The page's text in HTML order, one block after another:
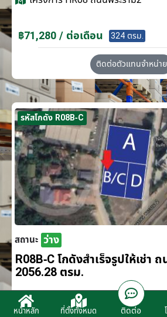
฿71,280 / ต่อเดือน 324 ตรม.
ติดต่อตัวแทนจำหน่าย
รหัสโกดัง R08B-C
สถานะ ว่าง
R08B-C โกดังสำเร็จรูปให้เช่า
2056.28 ตรม.
โครงการ HR08 ถนนพระราม2
หน้าหลัก ที่ตั้งทั้งหมด ติดต่อ